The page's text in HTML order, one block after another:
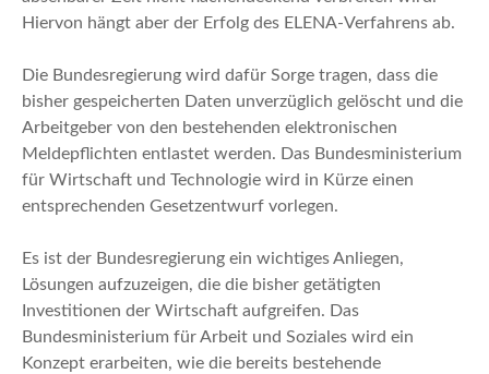
Hiervon hängt aber der Erfolg des ELENA-Verfahrens ab.
Die Bundesregierung wird dafür Sorge tragen, dass die
bisher gespeicherten Daten unverzüglich gelöscht und die
Arbeitgeber von den bestehenden elektronischen
Meldepflichten entlastet werden. Das Bundesministerium
für Wirtschaft und Technologie wird in Kürze einen
entsprechenden Gesetzentwurf vorlegen.
Es ist der Bundesregierung ein wichtiges Anliegen,
Lösungen aufzuzeigen, die die bisher getätigten
Investitionen der Wirtschaft aufgreifen. Das
Bundesministerium für Arbeit und Soziales wird ein
Konzept erarbeiten, wie die bereits bestehende